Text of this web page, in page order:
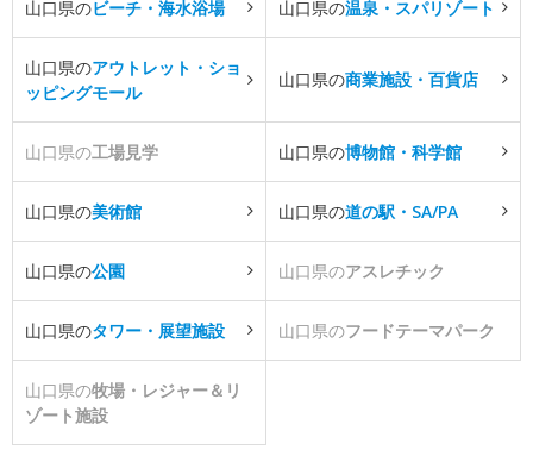
山口県のビーチ・海水浴場 山口県の温泉・スパリゾート
山口県のアウトレット・ショ
ッピングモール
山口県の商業施設・百貨店
山口県の工場見学 山口県の博物館・科学館
山口県の美術館 山口県の道の駅・SA/PA
山口県の公園 山口県のアスレチック
山口県のタワー・展望施設 山口県のフードテーマパーク
山口県の牧場・レジャー＆リ
ゾート施設